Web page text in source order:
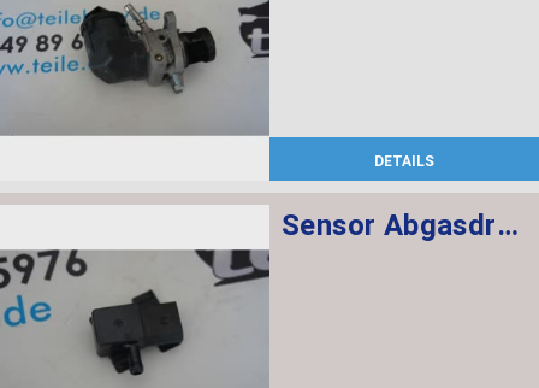
DETAILS
Sensor Abgasdruck